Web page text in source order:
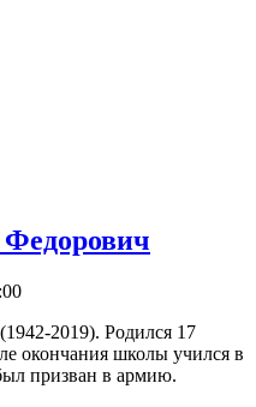
2019). Родился 17
окончания школы учился в
призван в армию.